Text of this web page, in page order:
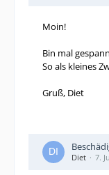
Moin!
Bin mal
So als kleines
Gruß, Diet
Diet 7.